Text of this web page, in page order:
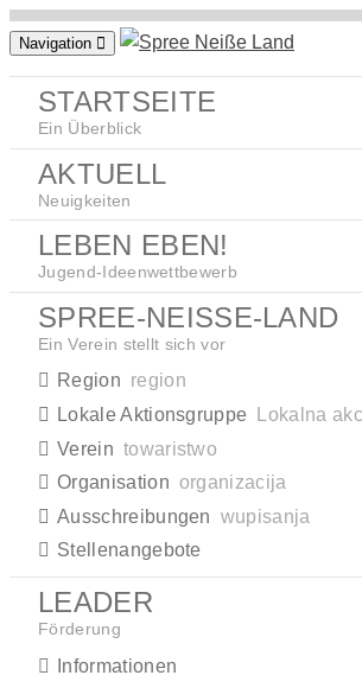
Zum
springen
Navigation
STARTSEITE
Ein Überblick
AKTUELL
Neuigkeiten
LEBEN EBEN!
Jugend-Ideenwettbewerb
SPREE-NEISSE-LAND
Ein Verein stellt sich vor
Region region
Lokale Aktionsgruppe
Lokalna
Verein towaristwo
Organisation organizacija
Ausschreibungen wupisanja
Stellenangebote
LEADER
Förderung
Informationen